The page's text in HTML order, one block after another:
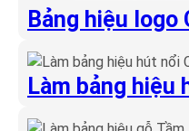
Bảng hiệu logo
Làm bảng hiệu